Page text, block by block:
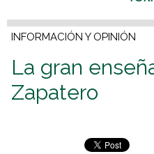
INFORMACIÓN Y OPINIÓN
La gran
Zapatero